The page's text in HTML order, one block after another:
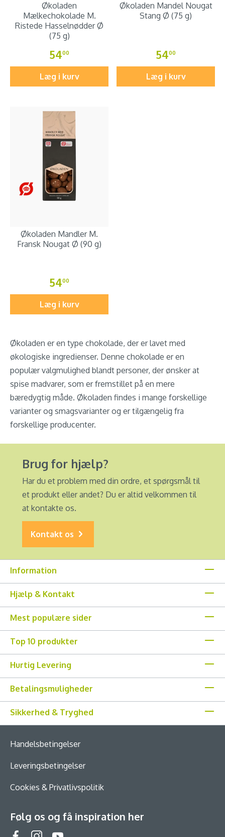
Økoladen
Mælkechokolade M.
Ristede Hasselnødder Ø
(75 g)
5400
Læg i kurv
Økoladen Mandel Nougat
Stang Ø (75 g)
5400
Læg i kurv
Økoladen Mandler M.
Fransk Nougat Ø (90 g)
5400
Læg i kurv
Økoladen er en type chokolade, der er lavet med
økologiske ingredienser. Denne chokolade er en
populær valgmulighed blandt personer, der ønsker at
spise madvarer, som er fremstillet på en mere
bæredygtig måde. Økoladen findes i mange forskellige
varianter og smagsvarianter og er tilgængelig fra
forskellige producenter.
Brug for hjælp?
Har du et problem med din ordre, et spørgsmål til
et produkt eller andet? Du er altid velkommen til
at kontakte os.
Kontakt os
Information
Hjælp & Kontakt
Mest populære sider
Top 10 produkter
Hurtig Levering
Betalingsmuligheder
Sikkerhed & Tryghed
Handelsbetingelser
Leveringsbetingelser
Cookies & Privatlivspolitik
Følg os og få inspiration her